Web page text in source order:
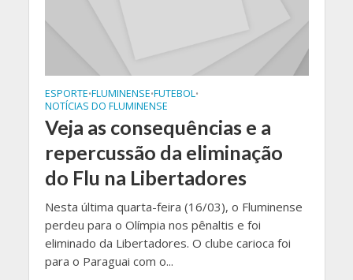
ESPORTE•FLUMINENSE•FUTEBOL•
NOTÍCIAS DO FLUMINENSE
Veja as consequências e a
repercussão da eliminação
do Flu na Libertadores
Nesta última quarta-feira (16/03), o Fluminense
perdeu para o Olímpia nos pênaltis e foi
eliminado da Libertadores. O clube carioca foi
para o Paraguai com o...